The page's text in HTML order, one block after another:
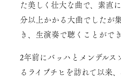
た美しく壮大な曲で、素直
分以上かかる大曲でしたが
き、生演奏で聴くことがで
2年前にバッハとメンデルス
るライプチヒを訪れて以来